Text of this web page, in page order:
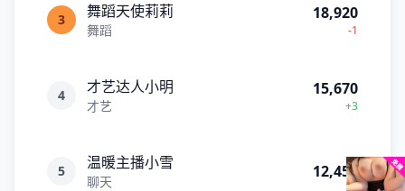
3 舞蹈天使莉莉
舞蹈
18,920
-1
4 才艺达人小明
才艺
15,670
+3
5 温暖主播小雪
聊天
12,450